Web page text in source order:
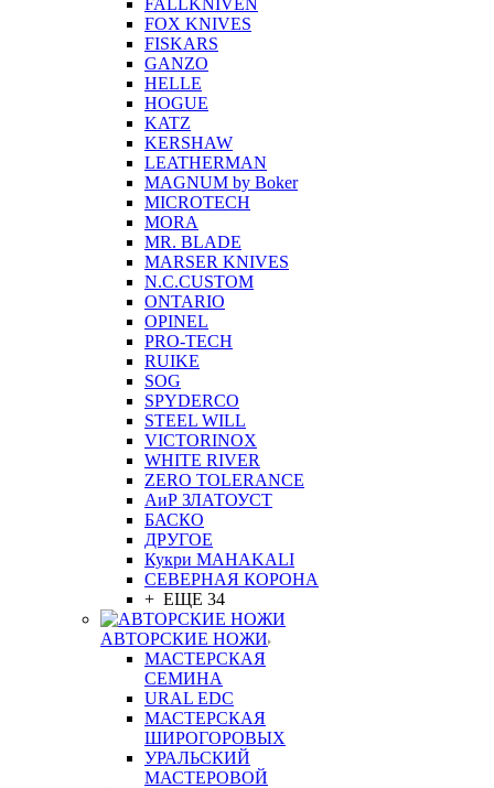
FALLKNIVEN
FOX KNIVES
FISKARS
GANZO
HELLE
HOGUE
KATZ
KERSHAW
LEATHERMAN
MAGNUM by Boker
MICROTECH
MORA
MR. BLADE
MARSER KNIVES
N.C.CUSTOM
ONTARIO
OPINEL
PRO-TECH
RUIKE
SOG
SPYDERCO
STEEL WILL
VICTORINOX
WHITE RIVER
ZERO TOLERANCE
АиР ЗЛАТОУСТ
БАСКО
ДРУГОЕ
Кукри MAHAKALI
СЕВЕРНАЯ КОРОНА
+ ЕЩЕ 34
АВТОРСКИЕ НОЖИ
МАСТЕРСКАЯ
СЕМИНА
URAL EDC
МАСТЕРСКАЯ
ШИРОГОРОВЫХ
УРАЛЬСКИЙ
МАСТЕРОВОЙ